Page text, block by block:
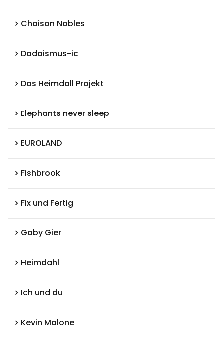
Chaison Nobles
Dadaismus-ic
Das Heimdall Projekt
Elephants never sleep
EUROLAND
Fishbrook
Fix und Fertig
Gaby Gier
Heimdahl
Ich und du
Kevin Malone